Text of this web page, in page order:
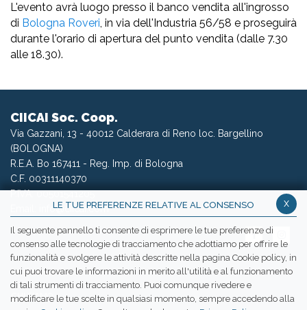
L'evento avrà luogo presso il banco vendita all'ingrosso
di Bologna Roveri, in via dell'Industria 56/58 e proseguirà
durante l'orario di apertura del punto vendita (dalle 7.30
alle 18.30).
CIICAI Soc. Coop.
Via Gazzani, 13 - 40012 Calderara di Reno loc. Bargellino
(BOLOGNA)
R.E.A. Bo 167411 - Reg. Imp. di Bologna
C.F. 00311140370
P.IVA: 00501541205
info@ciicai.com
WETRANSFER CIICAI
CHI SIAMO
x
LE TUE PREFERENZE RELATIVE AL CONSENSO
Il seguente pannello ti consente di esprimere le tue preferenze di
consenso alle tecnologie di tracciamento che adottiamo per offrire le
funzionalità e svolgere le attività descritte nella pagina Cookie policy, in
cui puoi trovare le informazioni in merito all'utilità e al funzionamento
di tali strumenti di tracciamento. Puoi comunque rivedere e
modificare le tue scelte in qualsiasi momento, sempre accedendo alla